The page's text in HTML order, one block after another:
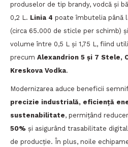
produselor de tip brandy, vodcă și
0,2 L. Linia 4 poate îmbutelia până
(circa 65.000 de sticle per schimb)
volume între 0,5 L și 1,75 L, fiind
precum Alexandrion 5 și 7 Stele,
Kreskova Vodka.
Modernizarea aduce beneficii
precizie industrială, eficiență
sustenabilitate, permițând
50% și asigurând trasabilitate
de producție. În plus, noile